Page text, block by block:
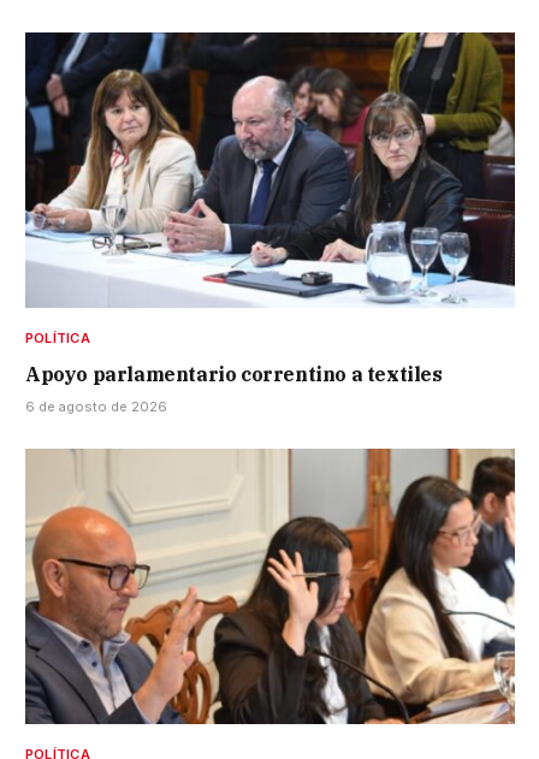
POLÍTICA
Apoyo parlamentario correntino a textiles
6 de agosto de 2026
POLÍTICA